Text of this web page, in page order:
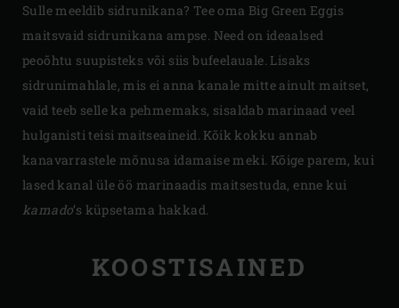
Sulle meeldib sidrunikana? Tee oma Big Green Eggis
maitsvaid sidrunikana ampse. Need on ideaalsed
peoõhtu suupisteks või siis bufeelauale. Lisaks
sidrunimahlale, mis ei anna kanale mitte ainult maitset,
vaid teeb selle ka pehmemaks, sisaldab marinaad veel
hulganisti teisi maitseaineid. Kõik kokku annab
kanavarrastele mõnusa idamaise meki. Kõige parem, kui
lased kanal üle öö marinaadis maitsestuda, enne kui
kamado’s küpsetama hakkad.
KOOSTISAINED